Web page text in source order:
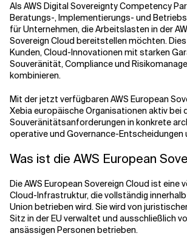
Als AWS Digital Sovereignty Competency
Beratungs-, Implementierungs- und
für Unternehmen, die Arbeitslasten in der
Sovereign Cloud bereitstellen möchten.
Kunden, Cloud-Innovationen mit starken
Souveränität, Compliance und
kombinieren.
Mit der jetzt verfügbaren AWS European
Xebia europäische Organisationen aktiv bei
Souveränitätsanforderungen in konkrete
operative und Governance-
Was ist die AWS European
Die AWS European Sovereign Cloud ist eine
Cloud-Infrastruktur, die vollständig
Union betrieben wird. Sie wird von
Sitz in der EU verwaltet und ausschließlich
ansässigen Personen betrieben.